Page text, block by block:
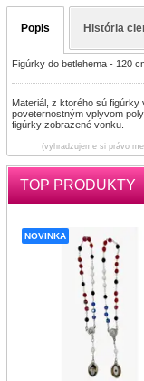
Popis História
Figúrky do betlehema - 120
Materiál, z ktorého sú
poveternostným vplyvom
figúrky zobrazené vonku.
(vyhradzujeme si právo
TOP PRODUKTY
NOVINKA